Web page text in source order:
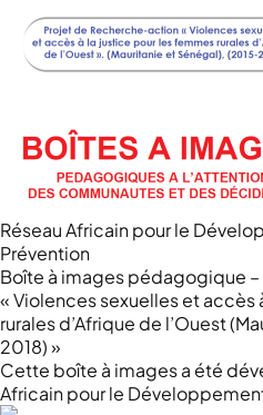
Réseau Africain pour le
Prévention
Boîte à images pédagogique
« Violences sexuelles et
rurales d’Afrique de l’Ouest
2018) »
Cette boîte à images a été
Africain pour le